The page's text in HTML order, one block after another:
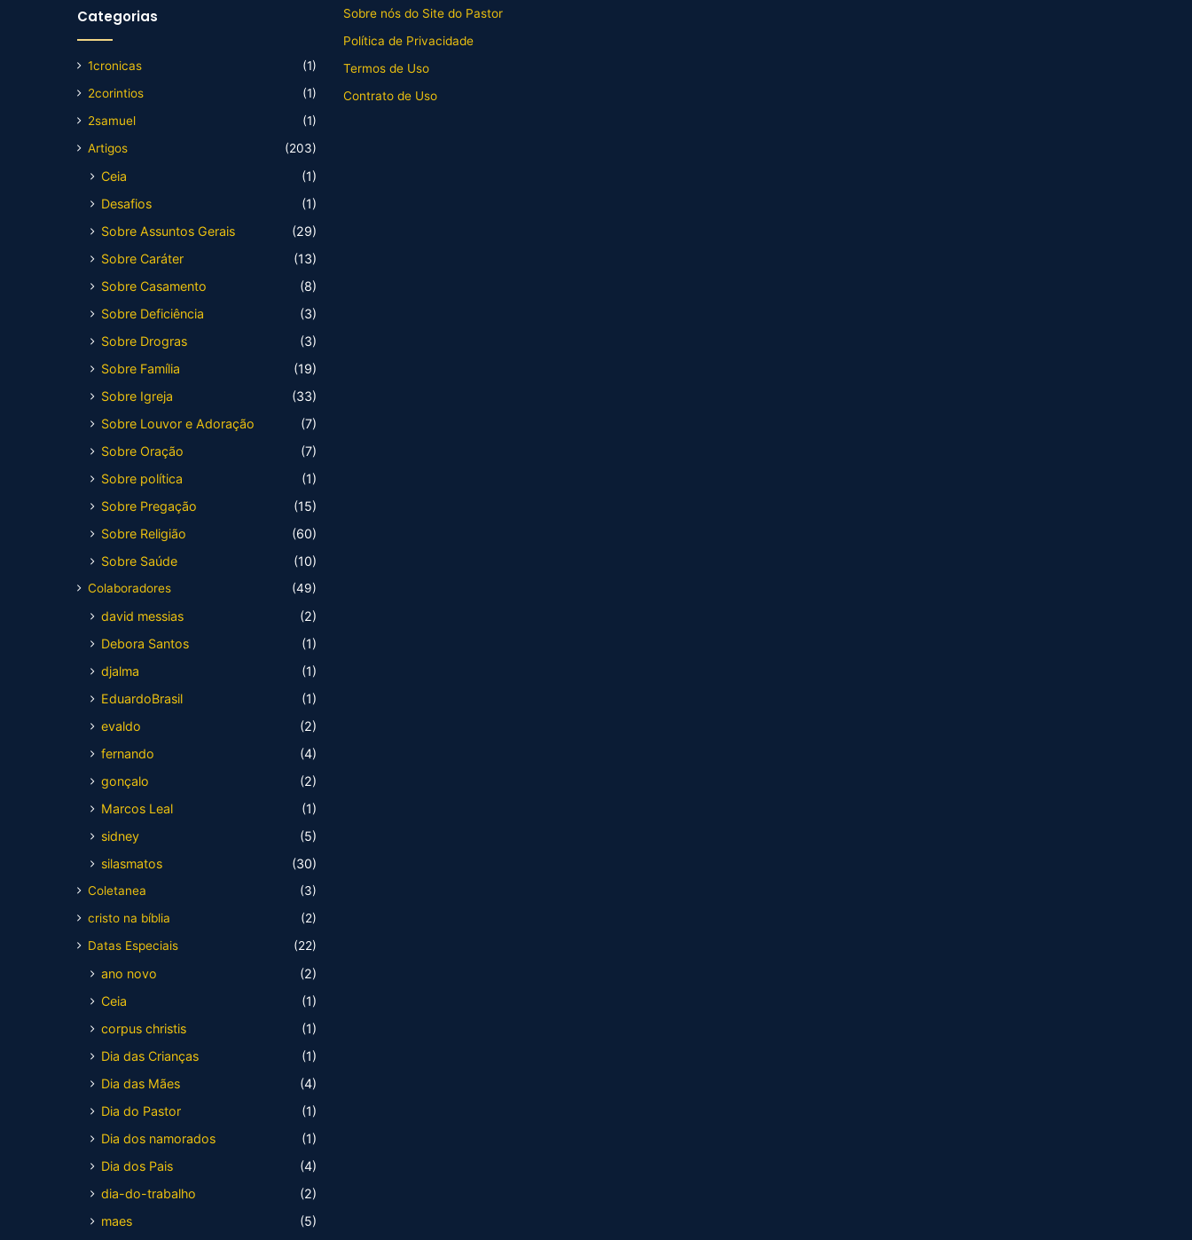
Categorias
1cronicas
(1)
2corintios
(1)
2samuel
(1)
Artigos
(203)
Ceia
(1)
Desafios
(1)
Sobre Assuntos Gerais
(29)
Sobre Caráter
(13)
Sobre Casamento
(8)
Sobre Deficiência
(3)
Sobre Drogras
(3)
Sobre Família
(19)
Sobre Igreja
(33)
Sobre Louvor e Adoração
(7)
Sobre Oração
(7)
Sobre política
(1)
Sobre Pregação
(15)
Sobre Religião
(60)
Sobre Saúde
(10)
Colaboradores (49)
david messias
(2)
Debora Santos
(1)
djalma
(1)
EduardoBrasil
(1)
evaldo
(2)
fernando
(4)
gonçalo
(2)
Marcos Leal
(1)
sidney
(5)
silasmatos
(30)
Coletanea
(3)
cristo na bíblia
(2)
Datas Especiais
(22)
ano novo
(2)
Ceia
(1)
corpus christis
(1)
Dia das Crianças
(1)
Dia das Mães
(4)
Dia do Pastor
(1)
Dia dos namorados
(1)
Dia dos Pais
(4)
dia-do-trabalho
(2)
maes
(5)
Sobre nós do Site do Pastor
Política de Privacidade
Termos de Uso
Contrato de Uso